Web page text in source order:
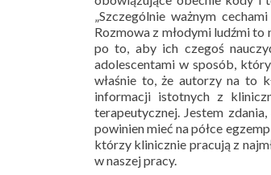
„Szczególnie ważnym
Rozmowa z młodymi ludźmi to
po to, aby ich czegoś
adolescentami w sposób,
właśnie to, że autorzy na to
informacji istotnych z
terapeutycznej. Jestem
powinien mieć na półce
którzy klinicznie pracują z
w naszej pracy.